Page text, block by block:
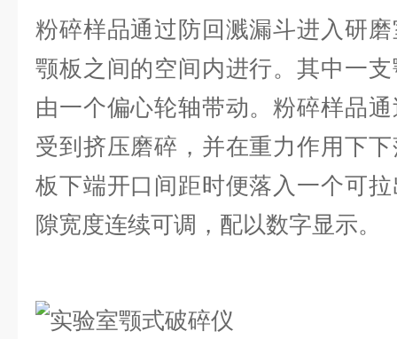
粉碎样品通过防回溅漏斗进入研
颚板之间的空间内进行。其中一
由一个偏心轮轴带动。粉碎样品
受到挤压磨碎，并在重力作用下
板下端开口间距时便落入一个可
隙宽度连续可调，配以数字显示。